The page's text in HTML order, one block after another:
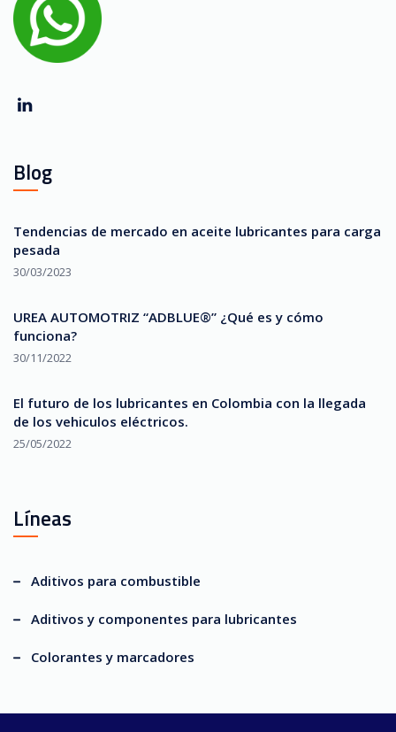
Blog
Tendencias de mercado en aceite lubricantes para carga
pesada
30/03/2023
UREA AUTOMOTRIZ “ADBLUE®” ¿Qué es y cómo
funciona?
30/11/2022
El futuro de los lubricantes en Colombia con la llegada
de los vehiculos eléctricos.
25/05/2022
Líneas
Aditivos para combustible
Aditivos y componentes para lubricantes
Colorantes y marcadores